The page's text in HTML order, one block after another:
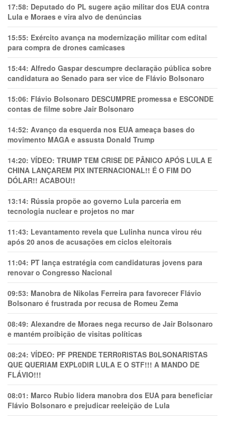
17:58: Deputado do PL sugere ação militar dos EUA contra
Lula e Moraes e vira alvo de denúncias
15:55: Exército avança na modernização militar com edital
para compra de drones camicases
15:44: Alfredo Gaspar descumpre declaração pública sobre
candidatura ao Senado para ser vice de Flávio Bolsonaro
15:06: Flávio Bolsonaro DESCUMPRE promessa e ESCONDE
contas de filme sobre Jair Bolsonaro
14:52: Avanço da esquerda nos EUA ameaça bases do
movimento MAGA e assusta Donald Trump
14:20: VÍDEO: TRUMP TEM CRlSE DE PÂNlCO APÓS LULA E
CHINA LANÇAREM PIX INTERNACIONAL!! É O FIM DO
DÓLAR!! ACABOU!!
13:14: Rússia propõe ao governo Lula parceria em
tecnologia nuclear e projetos no mar
11:43: Levantamento revela que Lulinha nunca virou réu
após 20 anos de acusações em ciclos eleitorais
11:04: PT lança estratégia com candidaturas jovens para
renovar o Congresso Nacional
09:53: Manobra de Nikolas Ferreira para favorecer Flávio
Bolsonaro é frustrada por recusa de Romeu Zema
08:49: Alexandre de Moraes nega recurso de Jair Bolsonaro
e mantém proibição de visitas políticas
08:24: VÍDEO: PF PRENDE TERR0RlSTAS B0LSONARlSTAS
QUE QUERIAM EXPL0DlR LULA E O STF!!! A MANDO DE
FLÁVIO!!!
08:01: Marco Rubio lidera manobra dos EUA para beneficiar
Flávio Bolsonaro e prejudicar reeleição de Lula